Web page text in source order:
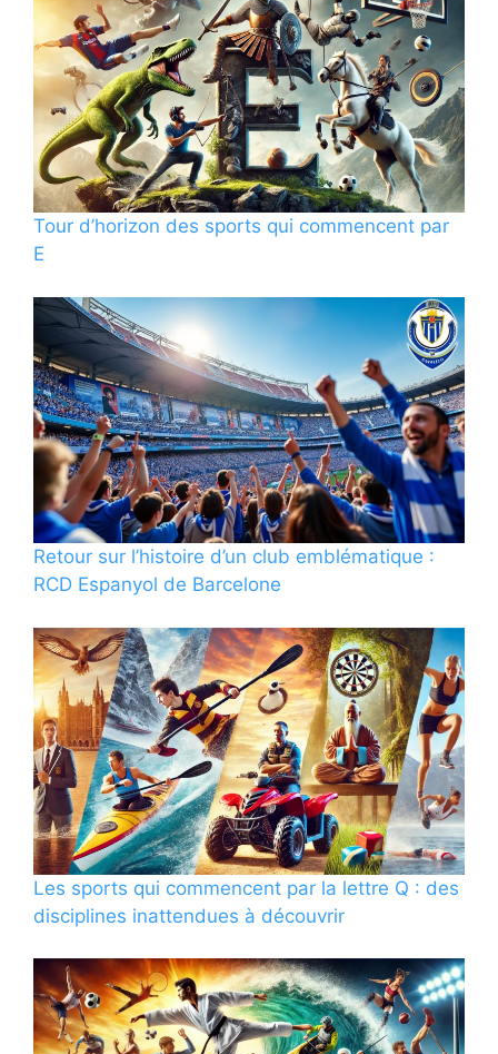
Tour d’horizon des sports qui commencent par
E
Retour sur l’histoire d’un club emblématique :
RCD Espanyol de Barcelone
Les sports qui commencent par la lettre Q : des
disciplines inattendues à découvrir